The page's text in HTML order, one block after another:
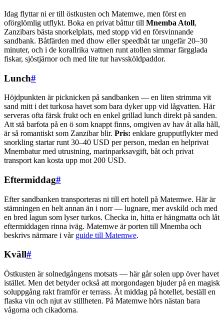
Idag flyttar ni er till östkusten och Matemwe, men först en
oförglömlig utflykt. Boka en privat båttur till Mnemba Atoll,
Zanzibars bästa snorkelplats, med stopp vid en försvinnande
sandbank. Båtfärden med dhow eller speedbåt tar ungefär 20–30
minuter, och i de korallrika vattnen runt atollen simmar färgglada
fiskar, sjöstjärnor och med lite tur havssköldpaddor.
Lunch#
Höjdpunkten är picknicken på sandbanken — en liten strimma vit
sand mitt i det turkosa havet som bara dyker upp vid lågvatten. Här
serveras ofta färsk frukt och en enkel grillad lunch direkt på sanden.
Att stå barfota på en ö som knappt finns, omgiven av hav åt alla håll,
är så romantiskt som Zanzibar blir. Pris: enklare grupputflykter med
snorkling startar runt 30–40 USD per person, medan en helprivat
Mnembatur med utrustning, marinparksavgift, båt och privat
transport kan kosta upp mot 200 USD.
Eftermiddag#
Efter sandbanken transporteras ni till ert hotell på Matemwe. Här är
stämningen en helt annan än i norr — lugnare, mer avskild och med
en bred lagun som lyser turkos. Checka in, hitta er hängmatta och låt
eftermiddagen rinna iväg. Matemwe är porten till Mnemba och
beskrivs närmare i vår guide till Matemwe.
Kväll#
Östkusten är solnedgångens motsats — här går solen upp över havet
istället. Men det betyder också att morgondagen bjuder på en magisk
soluppgång rakt framför er terrass. Ät middag på hotellet, beställ en
flaska vin och njut av stillheten. På Matemwe hörs nästan bara
vågorna och cikadorna.